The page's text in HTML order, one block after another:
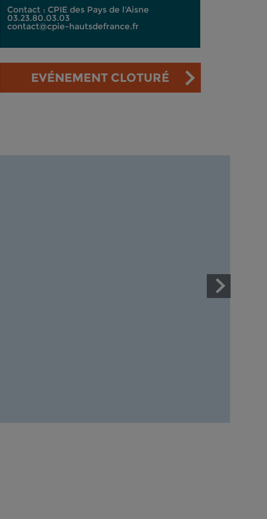
Contact : CPIE des Pays de l'Aisne
03.23.80.03.03
contact@cpie-hautsdefrance.fr
EVÉNEMENT CLOTURÉ